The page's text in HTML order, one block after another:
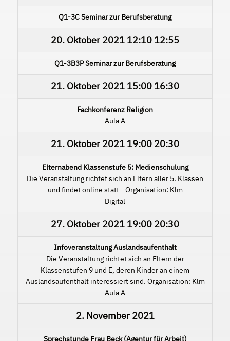
Q1-3C Seminar zur Berufsberatung
20. Oktober 2021 12:10 12:55
Q1-3B3P Seminar zur Berufsberatung
21. Oktober 2021 15:00 16:30
Fachkonferenz Religion
Aula A
21. Oktober 2021 19:00 20:30
Elternabend Klassenstufe 5: Medienschulung
Die Veranstaltung richtet sich an Eltern aller 5. Klassen
und findet online statt - Organisation: Klm
Digital
27. Oktober 2021 19:00 20:30
Infoveranstaltung Auslandsaufenthalt
Die Veranstaltung richtet sich an Eltern der
Klassenstufen 9 und E, deren Kinder an einem
Auslandsaufenthalt interessiert sind. Organisation: Klm
Aula A
2. November 2021
Sprechstunde Frau Beck (Agentur für Arbeit)